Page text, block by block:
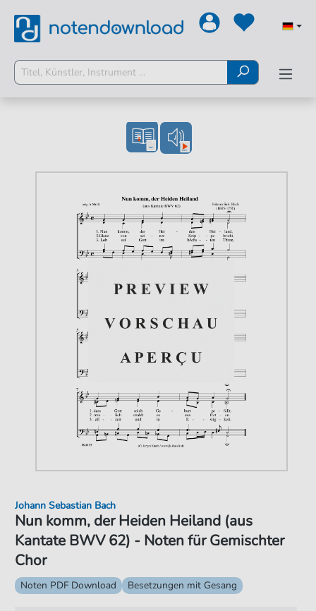
Nun komm, der Heiden Heiland (aus
Kantate BWV 62) - Noten für Gemischter
Chor
Johann Sebastian Bach
Noten PDF Download Besetzungen mit Gesang